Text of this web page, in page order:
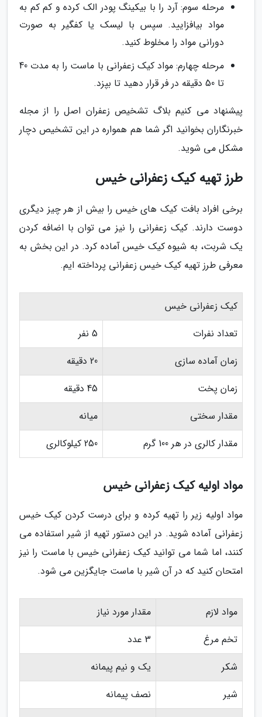
مرحله سوم: آرد را با بیکینگ پودر الک کرده و کم کم به
مواد بیافزایید. سپس با لیسک یا کفگیر به صورت
دورانی مواد را مخلوط کنید.
مرحله چهارم: مواد کیک زعفرانی با ماست را به مدت 40
تا 50 دقیقه در فر قرار دهید تا بپزد.
پیشنهاد می کنیم بلاگ تشخیص زعفران اصل را از مجله
خبرنگاران بخوانید اگر شما هم همواره در این تشخیص دچار
مشکل می شوید.
طرز تهیه کیک زعفرانی خیس
برخی افراد بافت کیک های خیس را بیش از هر چیز دیگری
دوست دارند. کیک زعفرانی را نیز می توان با اضافه کردن
یک شربت، به شیوه کیک خیس آماده کرد. در این بخش به
معرفی طرز تهیه کیک خیس زعفرانی پرداخته ایم.
کیک زعفرانی خیس
تعداد نفرات
5 نفر
زمان آماده سازی
20 دقیقه
زمان پخت
45 دقیقه
مقدار سختی
میانه
مقدار کالری در هر 100 گرم
250 کیلوکالری
مواد اولیه کیک زعفرانی خیس
مواد اولیه زیر را تهیه کرده و برای درست کردن کیک خیس
زعفرانی آماده شوید. در این دستور تهیه از شیر استفاده می
کنند، اما شما می توانید کیک زعفرانی خیس با ماست را نیز
امتحان کنید که در آن شیر با ماست جایگزین می شود.
مواد لازم
مقدار مورد نیاز
تخم مرغ
3 عدد
شکر
یک و نیم پیمانه
شیر
نصف پیمانه